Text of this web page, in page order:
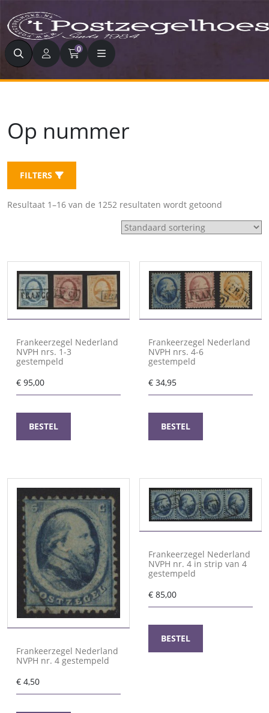
Zoeken 0
Op nummer
FILTERS
Resultaat 1–16 van de 1252 resultaten wordt getoond
Frankeerzegel Nederland
NVPH nrs. 1-3
gestempeld
€ 95,00
BESTEL
Frankeerzegel Nederland
NVPH nrs. 4-6
gestempeld
€ 34,95
BESTEL
Frankeerzegel Nederland
NVPH nr. 4 gestempeld
€ 4,50
Frankeerzegel Nederland
NVPH nr. 4 in strip van 4
gestempeld
€ 85,00
BESTEL